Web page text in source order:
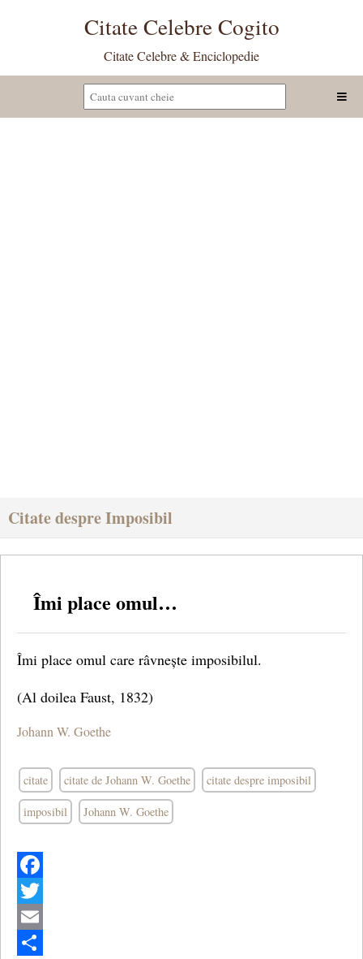
Citate Celebre Cogito
Citate Celebre & Enciclopedie
Citate despre Imposibil
Îmi place omul…
Îmi place omul care râvnește imposibilul.
(Al doilea Faust, 1832)
Johann W. Goethe
citate citate de Johann W. Goethe citate despre imposibil
imposibil Johann W. Goethe
Facebook
Twitter
Email